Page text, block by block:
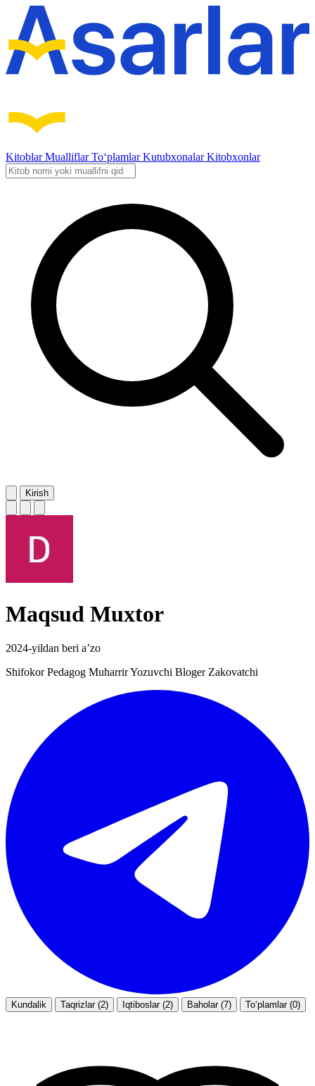
KitoblarMualliflarTo‘plamlarKutubxonalarKitobxonlar
Kirish
Maqsud Muxtor
2024-yildan beri a’zo
Shifokor Pedagog Muharrir Yozuvchi Bloger Zakovatchi
Kundalik Taqrizlar (2) Iqtiboslar (2) Baholar (7) To‘plamlar (0)